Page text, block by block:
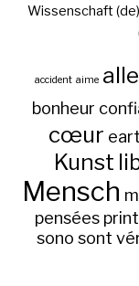
Wissenschaft (de)
accident aime
bonheur
cœur
Kunst
Mensch
pensées
sono sont